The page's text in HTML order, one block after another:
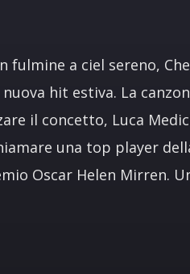
fulmine a ciel sereno,
nuova hit estiva. La
il concetto, Luca
una top player
Oscar Helen Mirren.